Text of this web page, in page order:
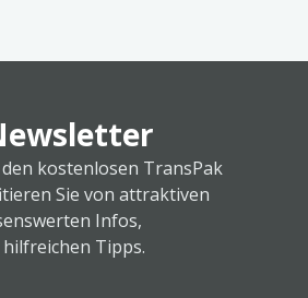
kostenlosen TransPak
Sie von attraktiven
Infos,
Tipps.